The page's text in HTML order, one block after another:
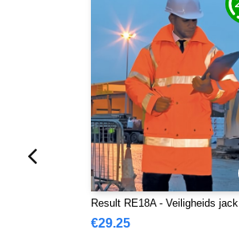
Result RE18A - Veiligheids jack
€29.25